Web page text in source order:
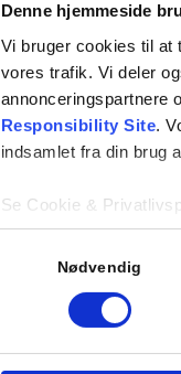
Denne hjemmeside
Vi bruger cookies til at
vores trafik. Vi deler
annonceringspartnere
Responsibility Site.
indsamlet fra din brug
Se Cookie &
Nødvendig